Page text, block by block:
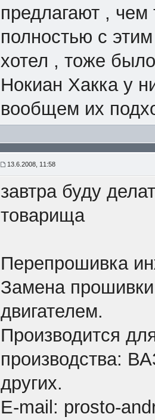
предлагают , чем
полностью с
хотел , тоже
Нокиан Хакка у
вообщем их
13.6.2008, 11:58
завтра буду
товарища
Перепрошивка
Замена
двигателем.
Производится
производства:
других.
E-mail: prosto-